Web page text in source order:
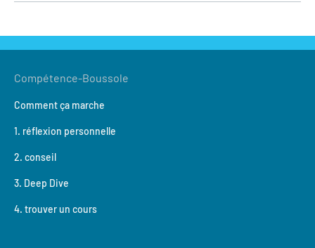
Compétence-Boussole
Comment ça marche
1. réflexion personnelle
2. conseil
3. Deep Dive
4. trouver un cours